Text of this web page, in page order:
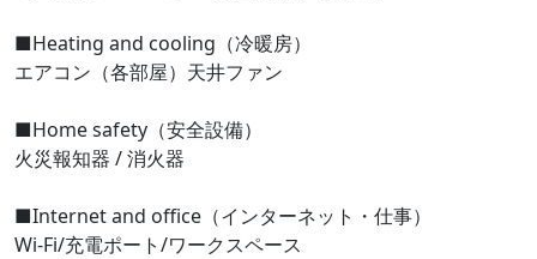
■Heating and cooling（冷暖房）
エアコン（各部屋）天井ファン
■Home safety（安全設備）
火災報知器 / 消火器
■Internet and office（インターネット・仕事）
Wi-Fi/充電ポート/ワークスペース